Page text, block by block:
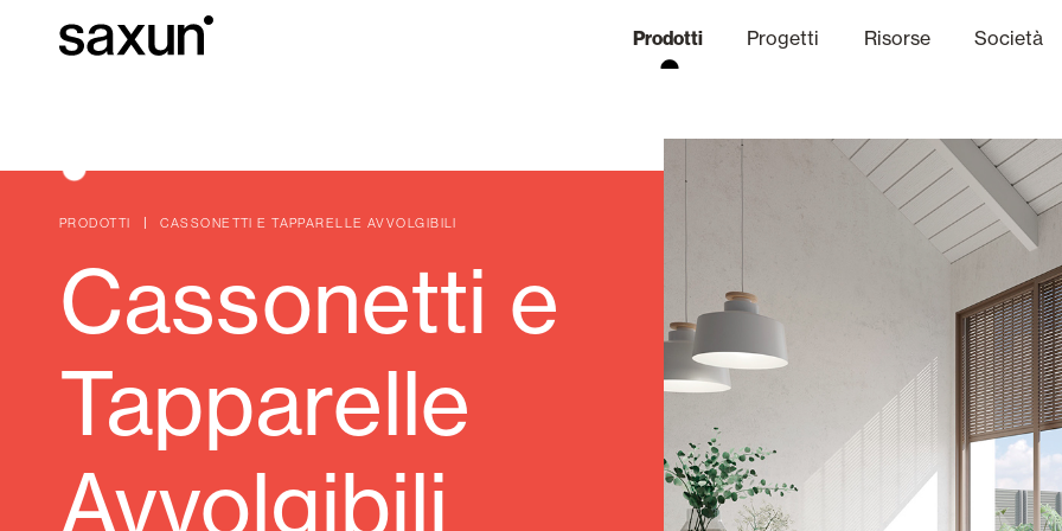
Prodotti
Cassonetti e Tapparelle Avvolgibili Pergole Bioclimatiche Frangisole e Persiane
Progetti
Alberghi, ristoranti e caffè
Risorse
Download Informazioni tecniche
Società
Chi siamo
PRODOTTI CASSONETTI E TAPPARELLE AVVOLGIBILI
Cassonetti e
Tapparelle
Avvolgibili